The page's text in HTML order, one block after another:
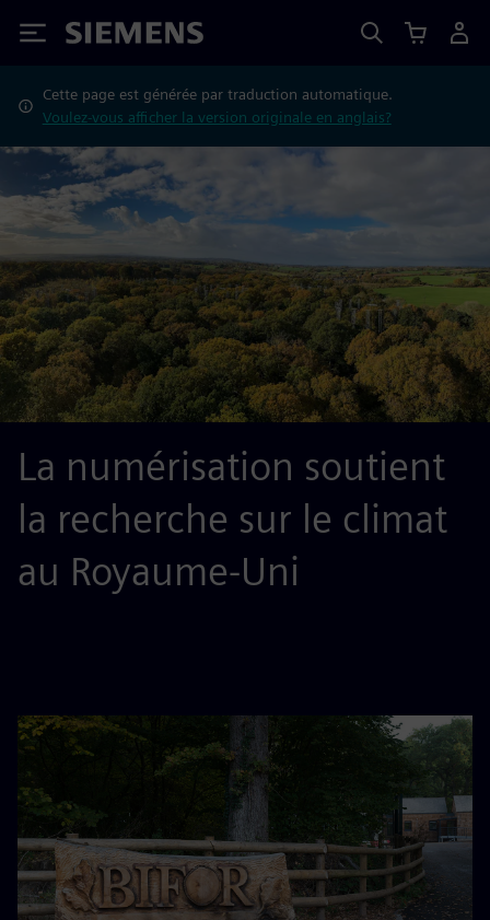
Siemens
Cette page est générée par traduction automatique.
Voulez-vous afficher la version originale en anglais?
La numérisation soutient
la recherche sur le climat
au Royaume-Uni